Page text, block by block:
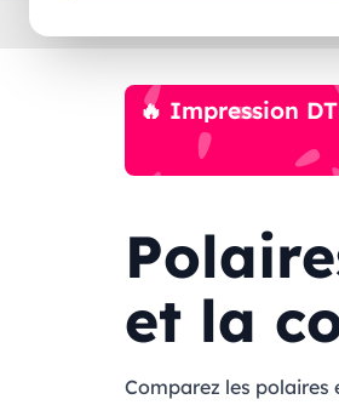
🔥 Impression
et la
Comparez les